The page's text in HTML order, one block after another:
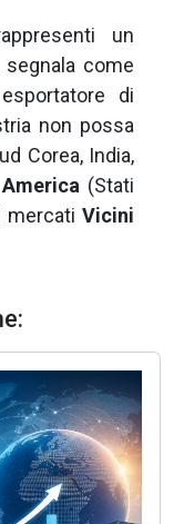
un
segnala come
di
non possa
Corea, India,
(Stati
mercati Vicini